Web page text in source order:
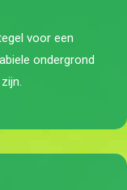
voor een
ondergrond